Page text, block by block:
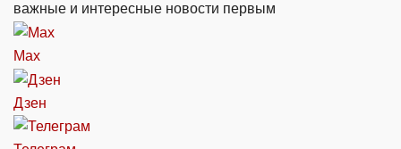
важные и интересные новости первым
Max
Дзен